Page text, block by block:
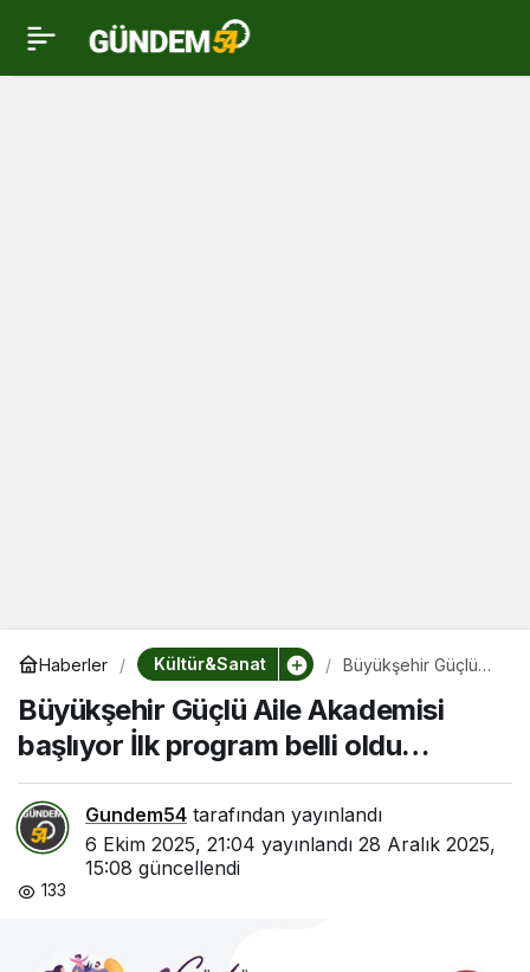
Haberler Kültür&Sanat
Büyükşehir Güçlü
başlıyor İlk program
belli oldu…
Büyükşehir Güçlü Aile Akademisi
başlıyor İlk program belli oldu…
Gundem54 tarafından yayınlandı
6 Ekim 2025, 21:04 yayınlandı 28 Aralık 2025,
15:08 güncellendi
133
Büyükşehir Güçlü Aile